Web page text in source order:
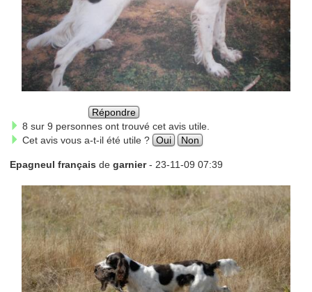
Répondre
8 sur 9 personnes ont trouvé cet avis utile.
Cet avis vous a-t-il été utile ? Oui Non
Epagneul français de garnier- 23-11-09 07:39